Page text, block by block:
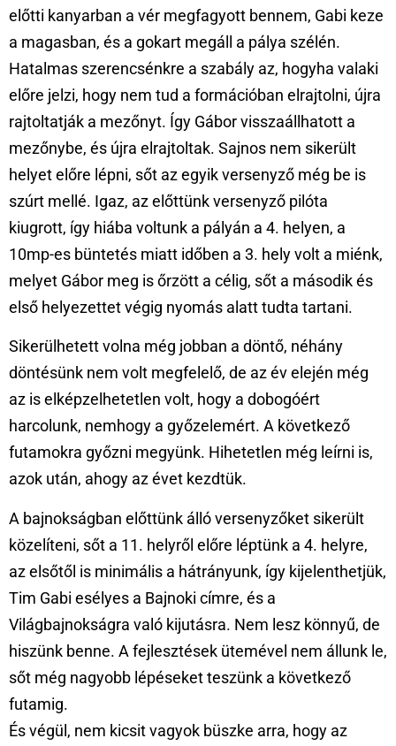
előtti kanyarban a vér megfagyott bennem, Gabi keze
a magasban, és a gokart megáll a pálya szélén.
Hatalmas szerencsénkre a szabály az, hogyha valaki
előre jelzi, hogy nem tud a formációban elrajtolni, újra
rajtoltatják a mezőnyt. Így Gábor visszaállhatott a
mezőnybe, és újra elrajtoltak. Sajnos nem sikerült
helyet előre lépni, sőt az egyik versenyző még be is
szúrt mellé. Igaz, az előttünk versenyző pilóta
kiugrott, így hiába voltunk a pályán a 4. helyen, a
10mp-es büntetés miatt időben a 3. hely volt a miénk,
melyet Gábor meg is őrzött a célig, sőt a második és
első helyezettet végig nyomás alatt tudta tartani.
Sikerülhetett volna még jobban a döntő, néhány
döntésünk nem volt megfelelő, de az év elején még
az is elképzelhetetlen volt, hogy a dobogóért
harcolunk, nemhogy a győzelemért. A következő
futamokra győzni megyünk. Hihetetlen még leírni is,
azok után, ahogy az évet kezdtük.
A bajnokságban előttünk álló versenyzőket sikerült
közelíteni, sőt a 11. helyről előre léptünk a 4. helyre,
az elsőtől is minimális a hátrányunk, így kijelenthetjük,
Tim Gabi esélyes a Bajnoki címre, és a
Világbajnokságra való kijutásra. Nem lesz könnyű, de
hiszünk benne. A fejlesztések ütemével nem állunk le,
sőt még nagyobb lépéseket teszünk a következő
futamig.
És végül, nem kicsit vagyok büszke arra, hogy az